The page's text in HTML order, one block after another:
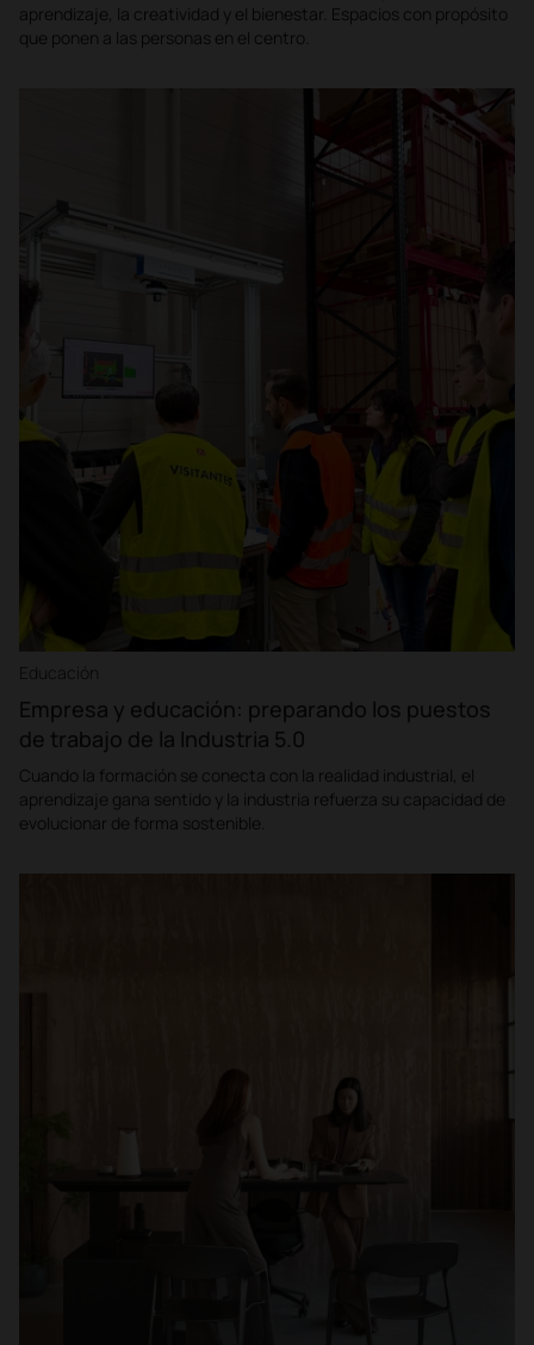
aprendizaje, la creatividad y el bienestar. Espacios con propósito
que ponen a las personas en el centro.
Educación
Empresa y educación: preparando los puestos
de trabajo de la Industria 5.0
Cuando la formación se conecta con la realidad industrial, el
aprendizaje gana sentido y la industria refuerza su capacidad de
evolucionar de forma sostenible.